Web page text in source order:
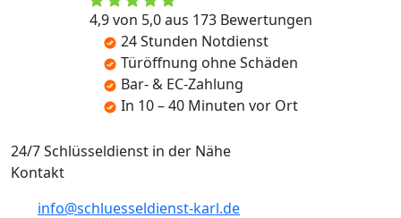
4,9 von 5,0 aus 173 Bewertungen
24 Stunden Notdienst
Türöffnung ohne Schäden
Bar- & EC-Zahlung
In 10 – 40 Minuten vor Ort
24/7 Schlüsseldienst in der Nähe
Kontakt
info@schluesseldienst-karl.de